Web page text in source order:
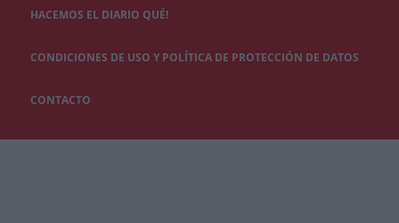
HACEMOS EL DIARIO QUÉ!
CONDICIONES DE USO Y POLÍTICA DE PROTECCIÓN DE DATOS
CONTACTO